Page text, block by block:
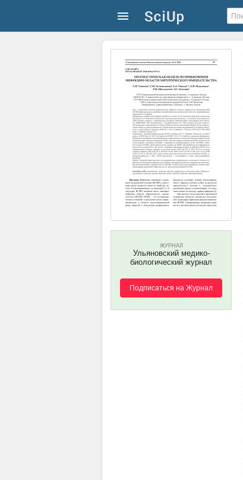
ЖУРНАЛ
Ульяновский медико-
биологический журнал
Подписаться на Журнал